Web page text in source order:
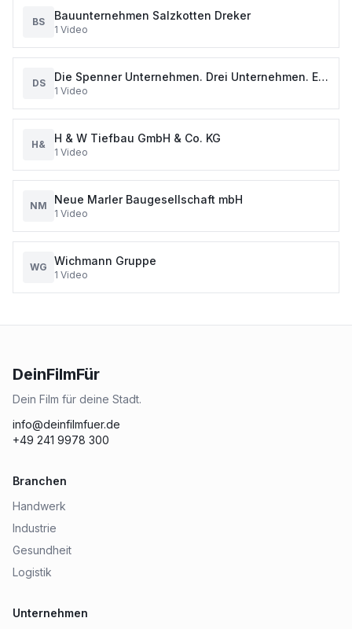
BS Bauunternehmen Salzkotten Dreker
1 Video
DS
Die Spenner Unternehmen. Drei Unternehmen. Ein
Auftritt. Eine Gruppe.
1 Video
H& H & W Tiefbau GmbH & Co. KG
1 Video
NM Neue Marler Baugesellschaft mbH
1 Video
WG Wichmann Gruppe
1 Video
DeinFilmFür
Dein Film für deine Stadt.
info@deinfilmfuer.de
+49 241 9978 300
Branchen
Handwerk
Industrie
Gesundheit
Logistik
Unternehmen